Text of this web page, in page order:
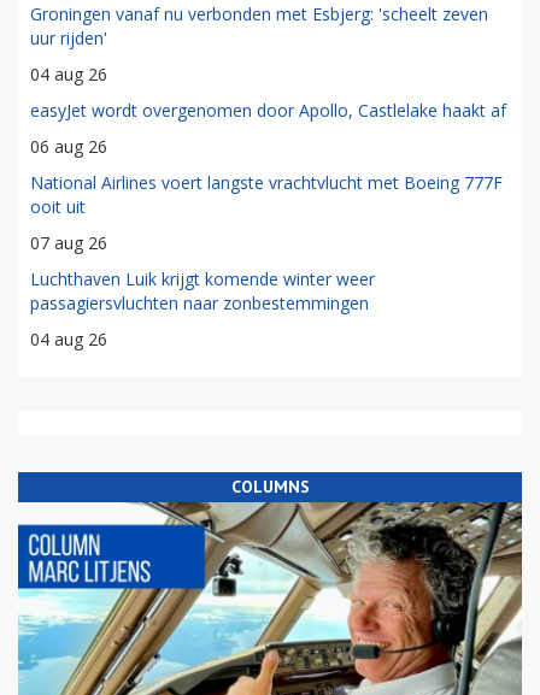
Groningen vanaf nu verbonden met Esbjerg: 'scheelt zeven
uur rijden'
04 aug 26
easyJet wordt overgenomen door Apollo, Castlelake haakt af
06 aug 26
National Airlines voert langste vrachtvlucht met Boeing 777F
ooit uit
07 aug 26
Luchthaven Luik krijgt komende winter weer
passagiersvluchten naar zonbestemmingen
04 aug 26
COLUMNS